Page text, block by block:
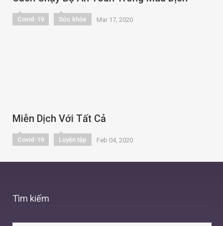
Covid-19 Sức khỏe Mar 17, 2020
Miễn Dịch Với Tất Cả
Covid-19 Luyện tập Feb 04, 2020
Tìm kiếm